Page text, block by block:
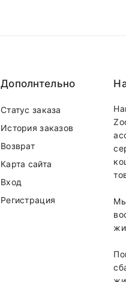
Дополнтельно
Статус заказа
История заказов
Возврат
Карта сайта
Вход
Регистрация